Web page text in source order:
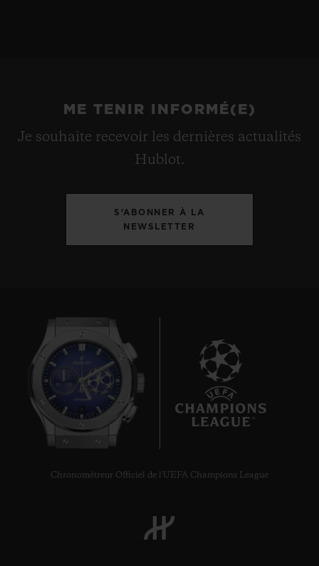
ME TENIR INFORMÉ(E)
Je souhaite recevoir les dernières actualités
Hublot.
S’ABONNER À LA
NEWSLETTER
Chronométreur Officiel de l'UEFA Champions League